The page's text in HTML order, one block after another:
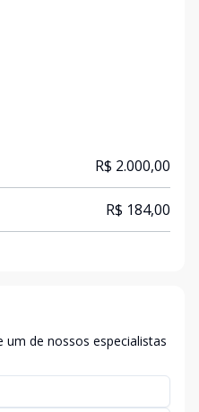
R$ 2.000,00
R$ 184,00
um de nossos especialistas